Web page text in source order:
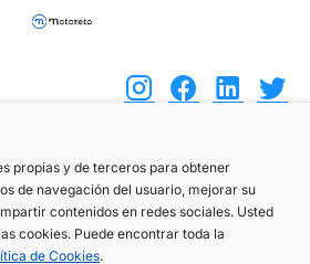
propias y de terceros para obtener
de navegación del usuario, mejorar su
contenidos en redes sociales. Usted
cookies. Puede encontrar toda la
de Cookies.
(+34) 744 408 070
info@motoreto.com